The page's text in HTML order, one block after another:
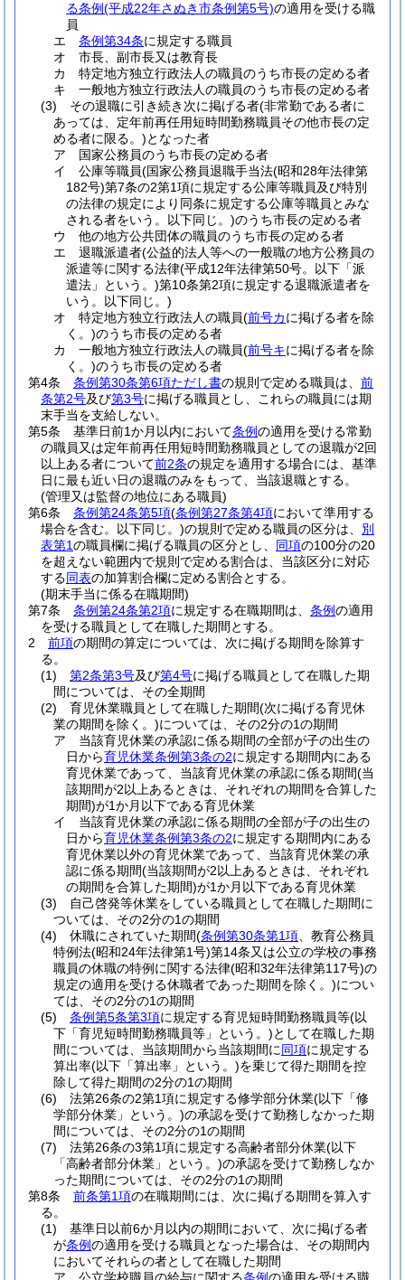
る条例(平成22年さぬき市条例第5号)の適用を受ける職
員
エ
条例第34条に規定する職員
オ
市長、副市長又は教育長
カ
特定地方独立行政法人の職員のうち市長の定める者
キ
一般地方独立行政法人の職員のうち市長の定める者
(3)
その退職に引き続き次に掲げる者(非常勤である者に
あっては、定年前再任用短時間勤務職員その他市長の定
める者に限る。)となった者
ア
国家公務員のうち市長の定める者
イ
公庫等職員(国家公務員退職手当法(昭和28年法律第
182号)第7条の2第1項に規定する公庫等職員及び特別
の法律の規定により同条に規定する公庫等職員とみな
される者をいう。以下同じ。)のうち市長の定める者
ウ
他の地方公共団体の職員のうち市長の定める者
エ
退職派遣者(公益的法人等への一般職の地方公務員の
派遣等に関する法律(平成12年法律第50号。以下「派
遣法」という。)第10条第2項に規定する退職派遣者を
いう。以下同じ。)
オ
特定地方独立行政法人の職員(前号カに掲げる者を除
く。)のうち市長の定める者
カ
一般地方独立行政法人の職員(前号キに掲げる者を除
く。)のうち市長の定める者
第4条
条例第30条第6項ただし書の規則で定める職員は、 前
条第2号及び第3号に掲げる職員とし、これらの職員には期
末手当を支給しない。
第5条
基準日前1か月以内において条例の適用を受ける常勤
の職員又は定年前再任用短時間勤務職員としての退職が2回
以上ある者について前2条の規定を適用する場合には、基準
日に最も近い日の退職のみをもって、当該退職とする。
(管理又は監督の地位にある職員)
第6条
条例第24条第5項(条例第27条第4項において準用する
場合を含む。以下同じ。)の規則で定める職員の区分は、 別
表第1の職員欄に掲げる職員の区分とし、 同項の100分の20
を超えない範囲内で規則で定める割合は、当該区分に対応
する同表の加算割合欄に定める割合とする。
(期末手当に係る在職期間)
第7条
条例第24条第2項に規定する在職期間は、 条例の適用
を受ける職員として在職した期間とする。
2
前項の期間の算定については、次に掲げる期間を除算す
る。
(1)
第2条第3号及び第4号に掲げる職員として在職した期
間については、その全期間
(2)
育児休業職員として在職した期間(次に掲げる育児休
業の期間を除く。)については、その2分の1の期間
ア
当該育児休業の承認に係る期間の全部が子の出生の
日から育児休業条例第3条の2に規定する期間内にある
育児休業であって、当該育児休業の承認に係る期間(当
該期間が2以上あるときは、それぞれの期間を合算した
期間)が1か月以下である育児休業
イ
当該育児休業の承認に係る期間の全部が子の出生の
日から育児休業条例第3条の2に規定する期間内にある
育児休業以外の育児休業であって、当該育児休業の承
認に係る期間(当該期間が2以上あるときは、それぞれ
の期間を合算した期間)が1か月以下である育児休業
(3)
自己啓発等休業をしている職員として在職した期間に
ついては、その2分の1の期間
(4)
休職にされていた期間(条例第30条第1項 、教育公務員
特例法(昭和24年法律第1号)第14条又は公立の学校の事務
職員の休職の特例に関する法律(昭和32年法律第117号)の
規定の適用を受ける休職者であった期間を除く。)につい
ては、その2分の1の期間
(5)
条例第5条第3項に規定する育児短時間勤務職員等(以
下「育児短時間勤務職員等」という。)として在職した期
間については、当該期間から当該期間に同項に規定する
算出率(以下「算出率」という。)を乗じて得た期間を控
除して得た期間の2分の1の期間
(6)
法第26条の2第1項に規定する修学部分休業(以下「修
学部分休業」という。)の承認を受けて勤務しなかった期
間については、その2分の1の期間
(7)
法第26条の3第1項に規定する高齢者部分休業(以下
「高齢者部分休業」という。)の承認を受けて勤務しなか
った期間については、その2分の1の期間
第8条
前条第1項の在職期間には、次に掲げる期間を算入す
る。
(1)
基準日以前6か月以内の期間において、次に掲げる者
が条例の適用を受ける職員となった場合は、その期間内
においてそれらの者として在職した期間